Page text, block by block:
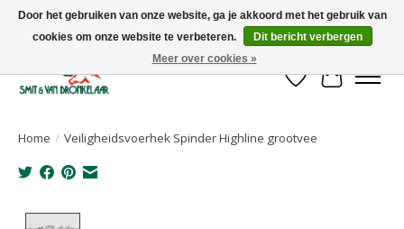
Uw leverancier voor stalinrichtingen en het opruwen van betonvloeren!
Verlanglijst
Home / Veiligheidsvoerhek Spinder Highline grootvee
Door het gebruiken van onze website, ga je akkoord met het gebruik van
cookies om onze website te verbeteren.
Dit bericht verbergen
Meer over cookies »